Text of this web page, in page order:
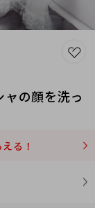
の顔を洗っ
る！